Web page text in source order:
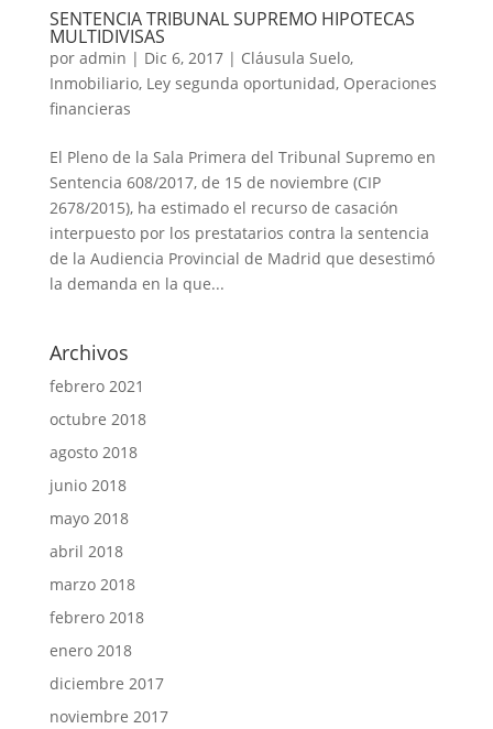
SENTENCIA TRIBUNAL SUPREMO HIPOTECAS
MULTIDIVISAS
por admin | Dic 6, 2017| Cláusula Suelo,
Inmobiliario, Ley segunda oportunidad, Operaciones
financieras
El Pleno de la Sala Primera del Tribunal Supremo en
Sentencia 608/2017, de 15 de noviembre (CIP
2678/2015), ha estimado el recurso de casación
interpuesto por los prestatarios contra la sentencia
de la Audiencia Provincial de Madrid que desestimó
la demanda en la que...
Archivos
febrero 2021
octubre 2018
agosto 2018
junio 2018
mayo 2018
abril 2018
marzo 2018
febrero 2018
enero 2018
diciembre 2017
noviembre 2017